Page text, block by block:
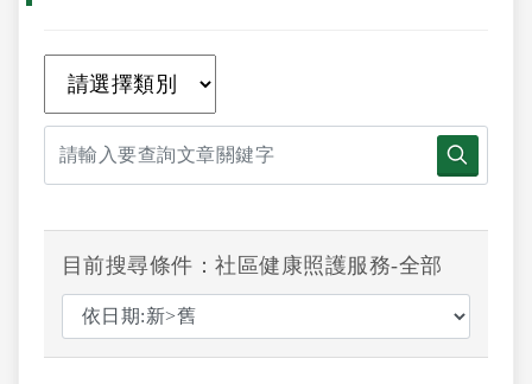
目前搜尋條件：社區健康照護服務-全部